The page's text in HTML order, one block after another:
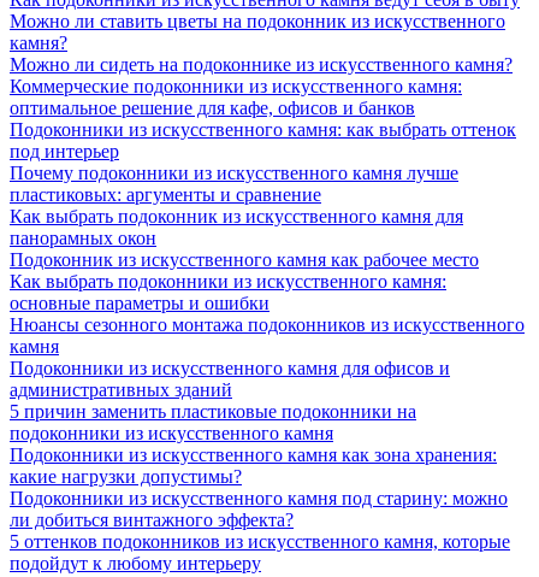
Можно ли ставить цветы на подоконник из искусственного
камня?
Можно ли сидеть на подоконнике из искусственного камня?
Коммерческие подоконники из искусственного камня:
оптимальное решение для кафе, офисов и банков
Подоконники из искусственного камня: как выбрать оттенок
под интерьер
Почему подоконники из искусственного камня лучше
пластиковых: аргументы и сравнение
Как выбрать подоконник из искусственного камня для
панорамных окон
Подоконник из искусственного камня как рабочее место
Как выбрать подоконники из искусственного камня:
основные параметры и ошибки
Нюансы сезонного монтажа подоконников из искусственного
камня
Подоконники из искусственного камня для офисов и
административных зданий
5 причин заменить пластиковые подоконники на
подоконники из искусственного камня
Подоконники из искусственного камня как зона хранения:
какие нагрузки допустимы?
Подоконники из искусственного камня под старину: можно
ли добиться винтажного эффекта?
5 оттенков подоконников из искусственного камня, которые
подойдут к любому интерьеру